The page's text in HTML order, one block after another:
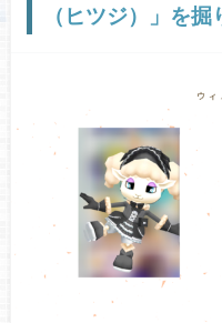
（ヒツジ）」を